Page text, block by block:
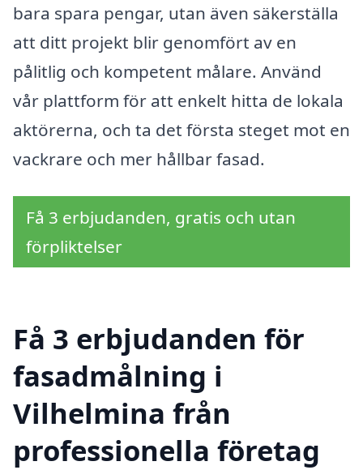
bara spara pengar, utan även säkerställa
att ditt projekt blir genomfört av en
pålitlig och kompetent målare. Använd
vår plattform för att enkelt hitta de lokala
aktörerna, och ta det första steget mot en
vackrare och mer hållbar fasad.
Få 3 erbjudanden, gratis och utan
förpliktelser
Få 3 erbjudanden för
fasadmålning i
Vilhelmina från
professionella företag